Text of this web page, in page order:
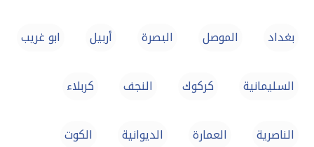
بغداد الموصل‏ البصرة‏ أربيل ابو غريب
السليمانية كركوك‏ النجف كربلاء‏
الناصرية العمارة الديوانية الكوت